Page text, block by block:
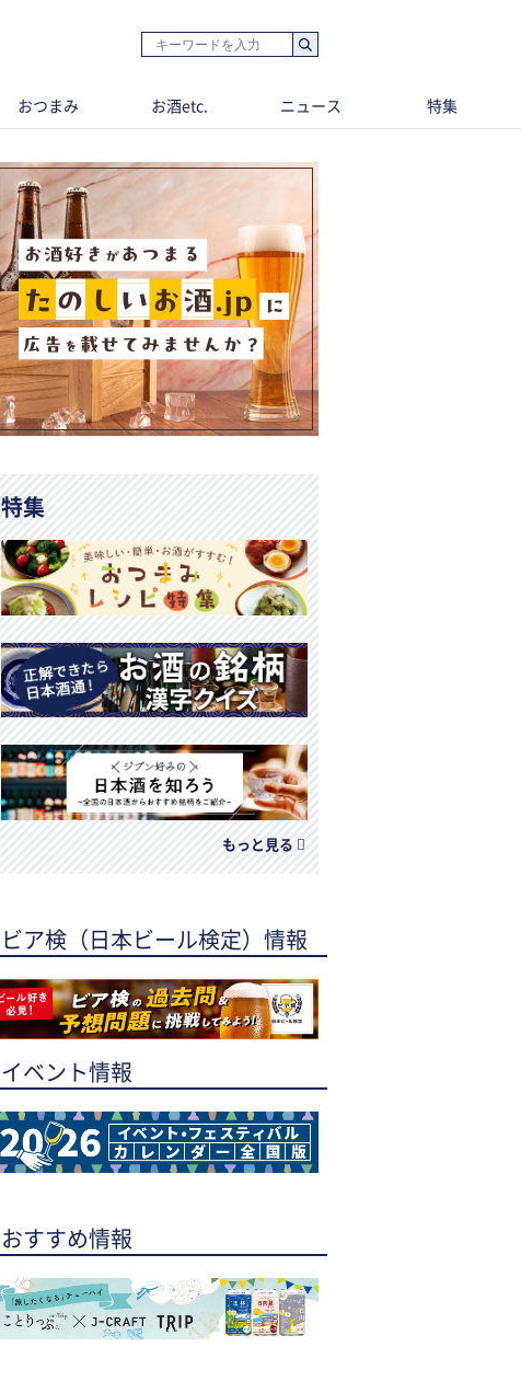
おつまみ お酒etc. ニュース 特集
特集
もっと見る
ビア検（日本ビール検定）情報
イベント情報
おすすめ情報